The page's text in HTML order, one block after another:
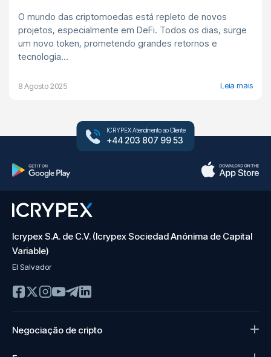
O mundo das criptomoedas está repleto de novos
projetos, especialmente em DeFi. Todos os dias, surge
um novo token, prometendo grandes retornos e
tecnologia...
8 Agosto 2025 Leia mais
ICRYPEX Atendimento ao Cliente
+44 203 807 99 53
Icrypex S.A. de C.V. (Icrypex Sociedad Anónima de Capital
Variable)
El Salvador
Negociação de cripto